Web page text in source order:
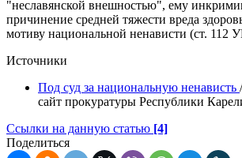
"неславянской внешностью", ему
причинение средней тяжести вреда
мотиву национальной ненависти (ст. 112
Источники
Под суд за национальную ненависть
сайт прокуратуры Республики
Ссылки на данную статью [4]
Поделиться